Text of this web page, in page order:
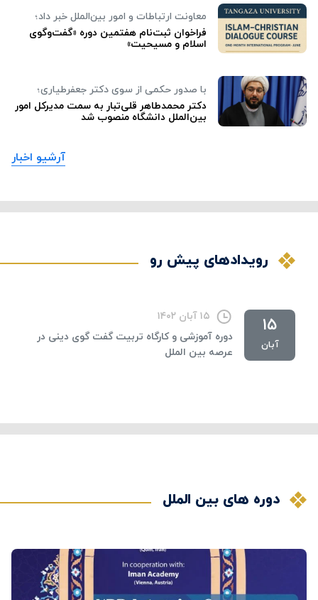
معاونت ارتباطات و امور بین‌الملل خبر داد؛
فراخوان ثبت‌نام هفتمین دوره «گفت‌وگوی
اسلام و مسیحیت»
با صدور حکمی از سوی دکتر جعفرطیاری؛
دکتر محمدطاهر قلی‌تبار به سمت مدیرکل امور
بین‌الملل دانشگاه منصوب شد
آرشیو اخبار
رویدادهای پیش رو
۱۵
آبان
۱۵ آبان ۱۴۰۲
دوره آموزشی و کارگاه تربیت گفت گوی دینی در
عرصه بین الملل
دوره های بین الملل